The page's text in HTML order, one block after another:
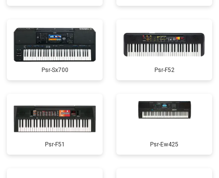
Psr-Sx700 Psr-F52
Psr-F51 Psr-Ew425